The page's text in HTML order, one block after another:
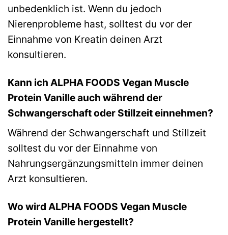
unbedenklich ist. Wenn du jedoch
Nierenprobleme hast, solltest du vor der
Einnahme von Kreatin deinen Arzt
konsultieren.
Kann ich ALPHA FOODS Vegan Muscle
Protein Vanille auch während der
Schwangerschaft oder Stillzeit einnehmen?
Während der Schwangerschaft und Stillzeit
solltest du vor der Einnahme von
Nahrungsergänzungsmitteln immer deinen
Arzt konsultieren.
Wo wird ALPHA FOODS Vegan Muscle
Protein Vanille hergestellt?